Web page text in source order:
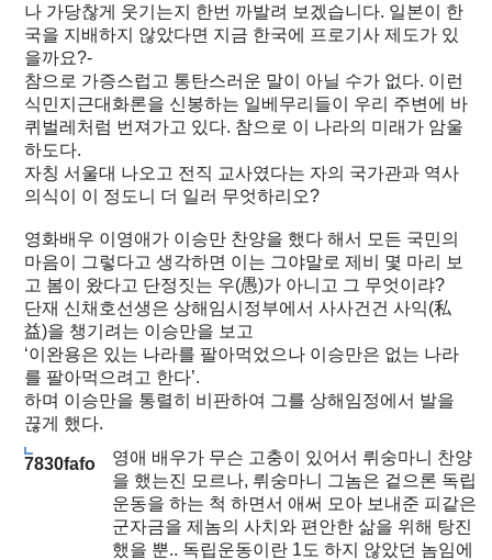
나 가당찮게 웃기는지 한번 까발려 보겠습니다. 일본이 한
국을 지배하지 않았다면 지금 한국에 프로기사 제도가 있
을까요?-
참으로 가증스럽고 통탄스러운 말이 아닐 수가 없다. 이런
식민지근대화론을 신봉하는 일베무리들이 우리 주변에 바
퀴벌레처럼 번져가고 있다. 참으로 이 나라의 미래가 암울
하도다.
자칭 서울대 나오고 전직 교사였다는 자의 국가관과 역사
의식이 이 정도니 더 일러 무엇하리오?
영화배우 이영애가 이승만 찬양을 했다 해서 모든 국민의
마음이 그렇다고 생각하면 이는 그야말로 제비 몇 마리 보
고 봄이 왔다고 단정짓는 우(愚)가 아니고 그 무엇이랴?
단재 신채호선생은 상해임시정부에서 사사건건 사익(私
益)을 챙기려는 이승만을 보고
‘이완용은 있는 나라를 팔아먹었으나 이승만은 없는 나라
를 팔아먹으려고 한다’.
하며 이승만을 통렬히 비판하여 그를 상해임정에서 발을
끊게 했다.
7830fafo
영애 배우가 무슨 고충이 있어서 뤼숭마니 찬양
을 했는진 모르나, 뤼숭마니 그놈은 겉으론 독립
운동을 하는 척 하면서 애써 모아 보내준 피같은
군자금을 제놈의 사치와 편안한 삶을 위해 탕진
했을 뿐.. 독립운동이란 1도 하지 않았던 놈임에